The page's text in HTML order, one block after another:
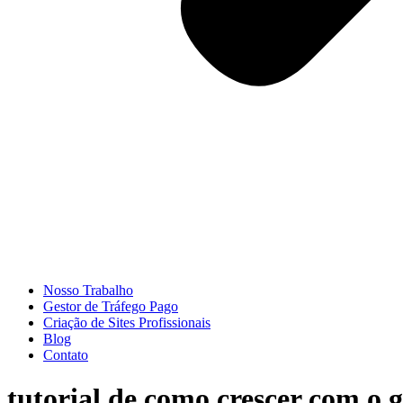
Nosso Trabalho
Gestor de Tráfego Pago
Criação de Sites Profissionais
Blog
Contato